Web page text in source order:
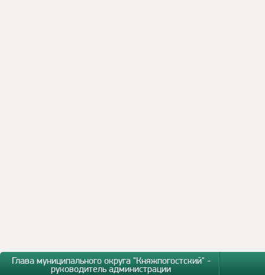
Глава муниципального округа "Княжпогостский" -
руководитель администрации